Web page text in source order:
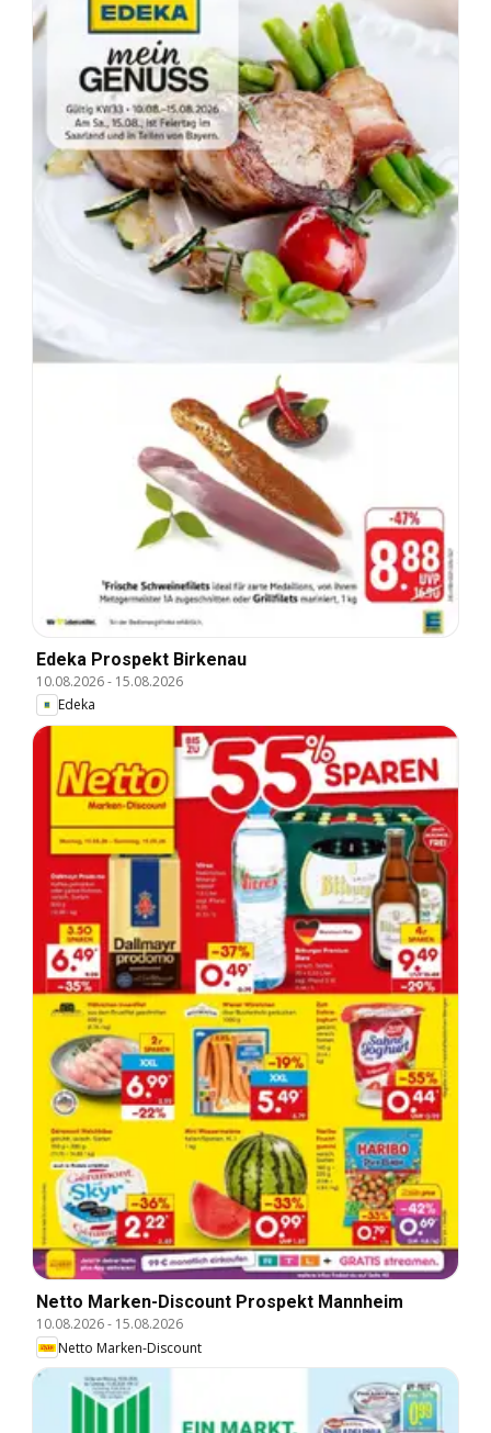
Edeka Prospekt Birkenau
10.08.2026- 15.08.2026
Edeka
Netto Marken-Discount Prospekt Mannheim
10.08.2026- 15.08.2026
Netto Marken-Discount